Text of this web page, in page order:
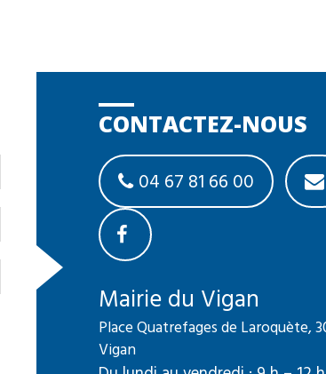
CONTACTEZ-NOUS
04 67 81 66 00
Mairie du Vigan
Place Quatrefages de Laroquète,
Vigan